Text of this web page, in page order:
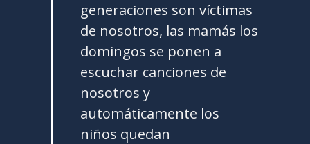
generaciones son víctimas
de nosotros, las mamás los
domingos se ponen a
escuchar canciones de
nosotros y
automáticamente los
niños quedan